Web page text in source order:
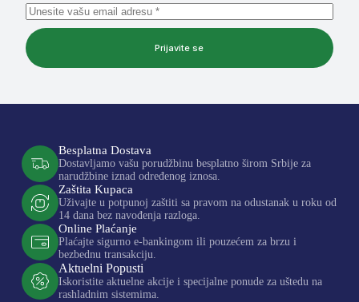
Prijavite se
Besplatna Dostava
Dostavljamo vašu porudžbinu besplatno širom Srbije za
narudžbine iznad određenog iznosa.
Zaštita Kupaca
Uživajte u potpunoj zaštiti sa pravom na odustanak u roku od
14 dana bez navođenja razloga.
Online Plaćanje
Plaćajte sigurno e-bankingom ili pouzećem za brzu i
bezbednu transakciju.
Aktuelni Popusti
Iskoristite aktuelne akcije i specijalne ponude za uštedu na
rashladnim sistemima.